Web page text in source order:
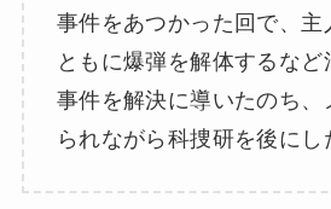
事件をあつかった回で、主
ともに爆弾を解体するなど
事件を解決に導いたのち、
られながら科捜研を後にし